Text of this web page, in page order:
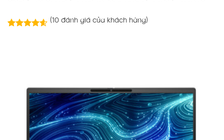
(10đánh giá của khách hàng)